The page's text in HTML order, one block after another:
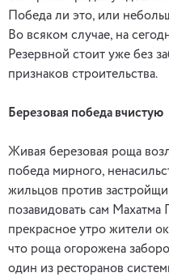
Победа ли это, или
Во всяком случае, на
Резервной стоит уже без
признаков строительства.
Березовая победа вчистую
Живая березовая роща
победа мирного,
жильцов против
позавидовать сам Махатма
прекрасное утро жители
что роща огорожена
один из ресторанов